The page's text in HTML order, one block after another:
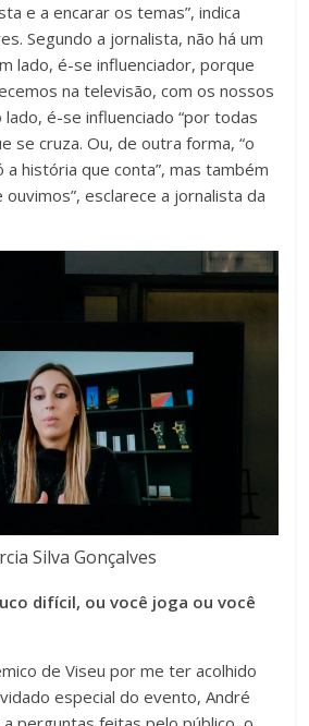
e a encarar os temas”, indica
Segundo a jornalista, não há um
lado, é-se influenciador, porque
na televisão, com os nossos
é-se influenciado “por todas
se cruza. Ou, de outra forma, “o
a história que conta”, mas também
ouvimos”, esclarece a jornalista da
Silva Gonçalves
difícil, ou você joga ou você
de Viseu por me ter acolhido
especial do evento, André